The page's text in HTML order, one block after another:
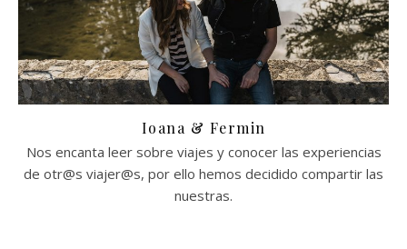
Ioana & Fermin
Nos encanta leer sobre viajes y conocer las experiencias
de otr@s viajer@s, por ello hemos decidido compartir las
nuestras.